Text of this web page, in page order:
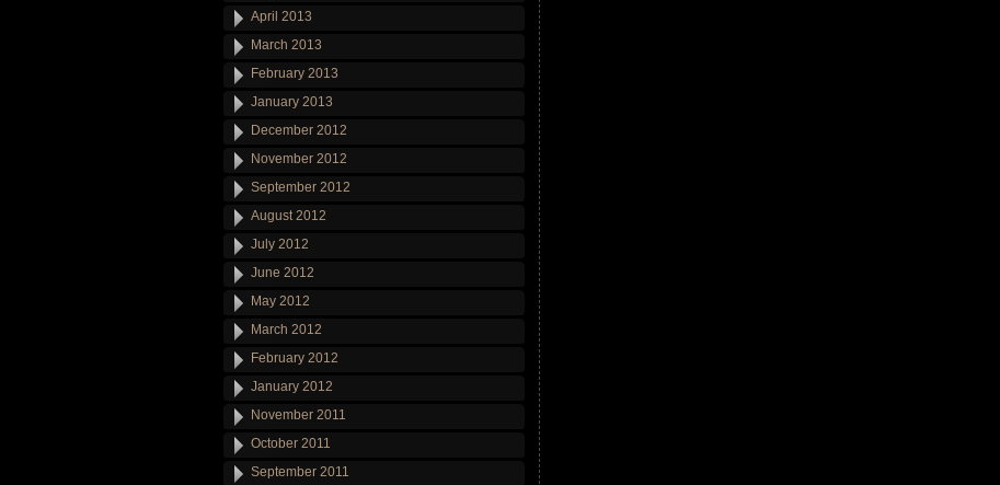
April 2013
March 2013
February 2013
January 2013
December 2012
November 2012
September 2012
August 2012
July 2012
June 2012
May 2012
March 2012
February 2012
January 2012
November 2011
October 2011
September 2011